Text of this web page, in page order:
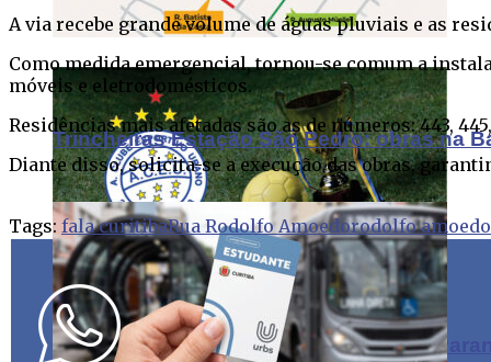
Cartão Estudante totalmente online
Urano confirma presença na 61ª Taça
Trincheiras Estação São Pedro: obras na
A via recebe grande volume de águas pluviais e as
Como medida emergencial, tornou-se comum a
móveis e eletrodomésticos.
Residências mais afetadas são as de números: 443, 445,
Diante disso, solicita-se a execução das obras,
Tags: fala curitibaRua Rodolfo Amoedorodolfo amoedo